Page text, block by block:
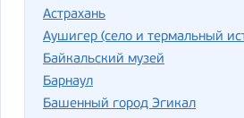
Астрахань
Аушигер (село и термальный
Байкальский музей
Барнаул
Башенный город Эгикал